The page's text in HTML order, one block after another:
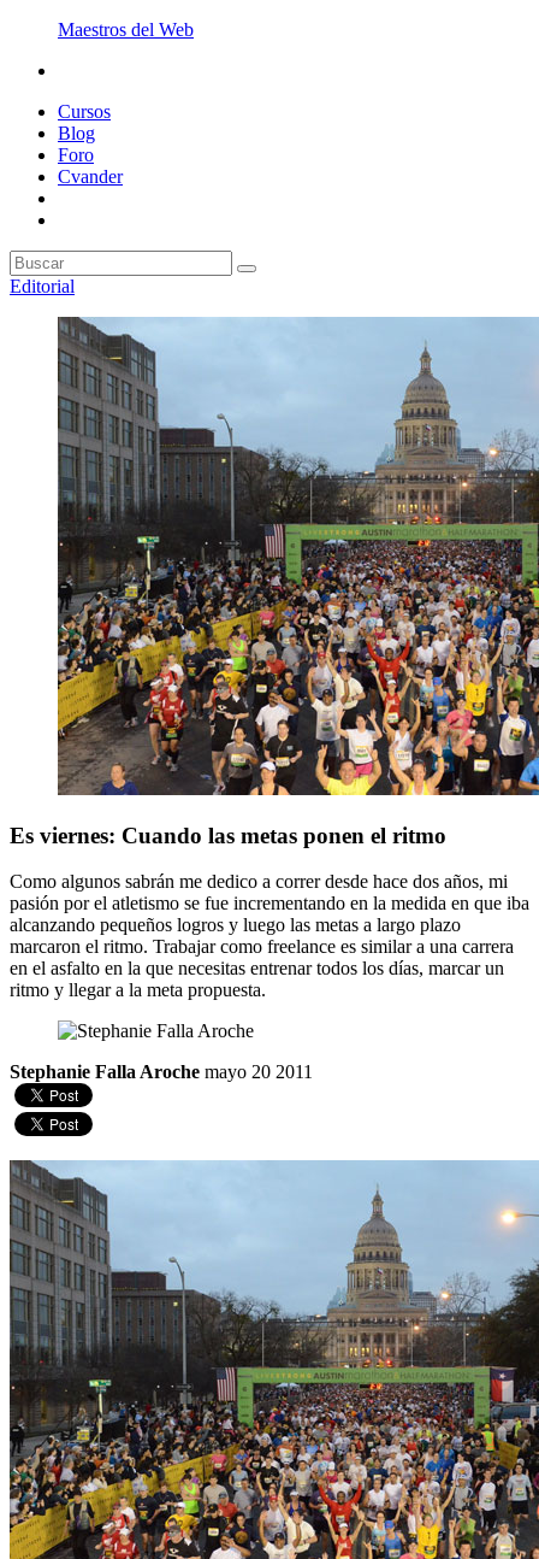
Maestros del Web
Cursos
Blog
Foro
Cvander
Editorial
Es viernes: Cuando las metas ponen el ritmo
Como algunos sabrán me dedico a correr desde hace dos años, mi
pasión por el atletismo se fue incrementando en la medida en que iba
alcanzando pequeños logros y luego las metas a largo plazo
marcaron el ritmo. Trabajar como freelance es similar a una carrera
en el asfalto en la que necesitas entrenar todos los días, marcar un
ritmo y llegar a la meta propuesta.
Stephanie Falla Aroche mayo 20 2011